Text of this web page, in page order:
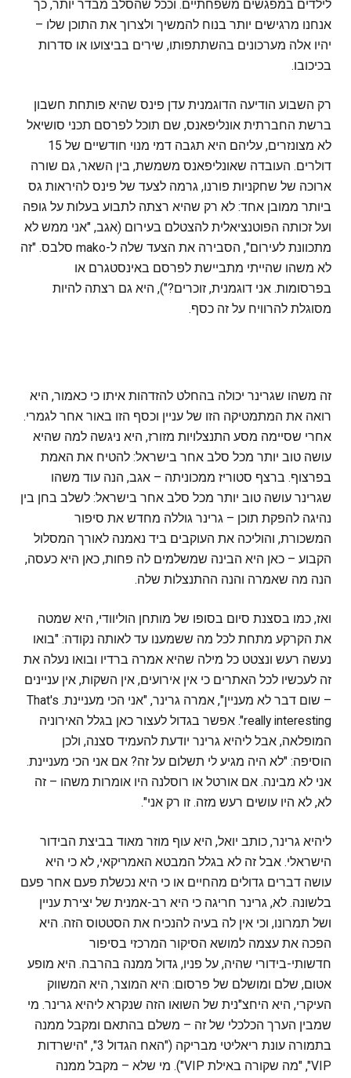
לילדים במפגשים משפחתיים. וככל שהסלב מבדר יותר, כך
אנחנו מרגישים יותר בנוח להמשיך ולצרוך את התוכן שלו –
יהיו אלה מערכונים בהשתתפותו, שירים בביצועו או סדרות
בכיכובו.
רק השבוע הודיעה הדוגמנית עדן פינס שהיא פותחת חשבון
ברשת החברתית אונליפאנס, שם תוכל לפרסם תכני סושיאל
לא מצונזרים, עליהם היא תגבה דמי מנוי חודשיים של 15
דולרים. העובדה שאונליפאנס משמשת, בין השאר, גם שורה
ארוכה של שחקניות פורנו, גרמה לצעד של פינס להיראות גס
ביותר ממובן אחד: לא רק שהיא רצתה לתבוע בעלות על גופה
ועל זכותה הפוטנציאלית להצטלם בעירום (אגב, "אני ממש לא
מתכוונת לעירום", הסבירה את הצעד שלה ל-mako סלבס. "זה
לא משהו שהייתי מתביישת לפרסם באינסטגרם או
בפרסומות. אני דוגמנית, זוכרים?"), היא גם רצתה להיות
מסוגלת להרוויח על זה כסף.
זה משהו שגרינר יכולה בהחלט להזדהות איתו כי כאמור, היא
רואה את המתמטיקה הזו של עניין וכסף הזו באור אחר לגמרי.
אחרי שסיימה מסע התנצלויות מזורז, היא ניגשה למה שהיא
עושה טוב יותר מכל סלב אחר בישראל: להטיח את האמת
בפרצוף. ברצף סטוריז ממכוניתה – אגב, הנה עוד משהו
שגרינר עושה טוב יותר מכל סלב אחר בישראל: לשלב בחן בין
נהיגה להפקת תוכן – גרינר גוללה מחדש את סיפור
המשכורת, והוליכה את העוקבים ביד נאמנה לאורך המסלול
הקבוע – כאן היא הבינה שמשלמים לה פחות, כאן היא כעסה,
הנה מה שאמרה והנה ההתנצלות שלה.
ואז, כמו בסצנת סיום בסופו של מותחן הוליוודי, היא שמטה
את הקרקע מתחת לכל מה ששמענו עד לאותה נקודה: "בואו
נעשה רעש ונצטט כל מילה שהיא אמרה ברדיו ובואו נעלה את
זה לעכשיו לכל האתרים כי אין אירועים, אין השקות, אין עניינים
– שום דבר לא מעניין", אמרה גרינר, "אני הכי מעניינת. That's
really interesting". אפשר בגדול לעצור כאן בגלל האירוניה
המופלאה, אבל ליהיא גרינר יודעת להעמיד סצנה, ולכן
הוסיפה: "לא היה מגיע לי תשלום על זה? אם אני הכי מעניינת.
אני לא מבינה. אם אורטל או רוסלנה היו אומרות משהו – זה
לא, לא היו עושים רעש מזה. זו רק אני".
ליהיא גרינר, כותב יואל, היא עוף מוזר מאוד בביצת הבידור
הישראלי. אבל זה לא בגלל המבטא האמריקאי, לא כי היא
עושה דברים גדולים מהחיים או כי היא נכשלת פעם אחר פעם
בלשונה. לא, גרינר חריגה כי היא רב-אמנית של יצירת עניין
ושל תמרונו, וכי אין לה בעיה להנכיח את הסטטוס הזה. היא
הפכה את עצמה למושא הסיקור המרכזי בסיפור
חדשותי-בידורי שהיה, על פניו, גדול ממנה בהרבה. היא מופע
אטום, שלם ומושלם של פרסום: היא המוצר, היא המשווק
העיקרי, היא היחצ"נית של השואו הזה שנקרא ליהיא גרינר. מי
שמבין הערך הכלכלי של זה – משלם בהתאם ומקבל ממנה
בתמורה עונת ריאליטי מבריקה ("האח הגדול 3", "הישרדות
VIP", "מה שקורה באילת VIP"). מי שלא – מקבל ממנה